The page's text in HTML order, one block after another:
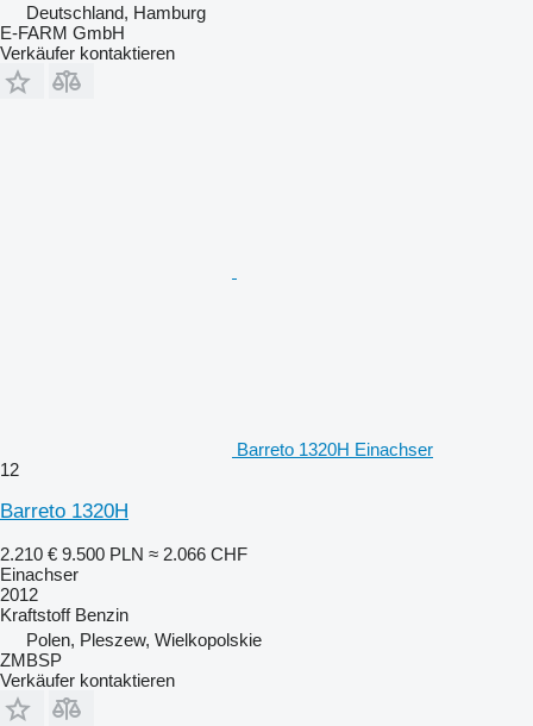
Deutschland, Hamburg
E-FARM GmbH
Verkäufer kontaktieren
Barreto 1320H Einachser
12
Barreto 1320H
2.210 € 9.500 PLN ≈ 2.066 CHF
Einachser
2012
Kraftstoff Benzin
Polen, Pleszew, Wielkopolskie
ZMBSP
Verkäufer kontaktieren